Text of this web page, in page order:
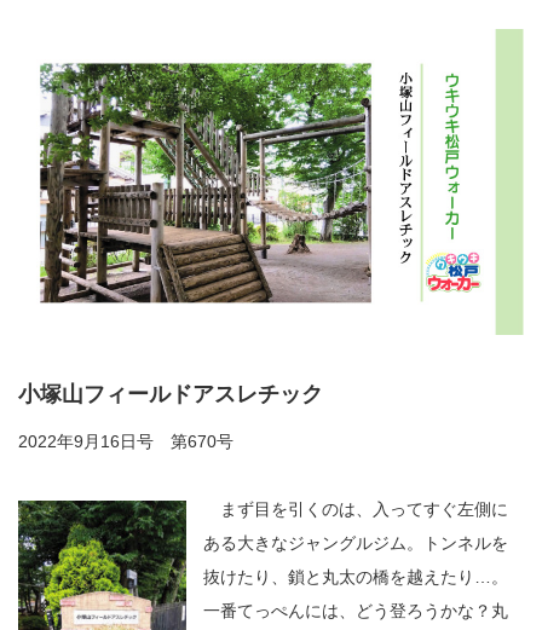
小塚山フィールドアスレチック
2022年9月16日号 第670号
まず目を引くのは、入ってすぐ左側に
ある大きなジャングルジム。トンネルを
抜けたり、鎖と丸太の橋を越えたり…。
一番てっぺんには、どう登ろうかな？丸